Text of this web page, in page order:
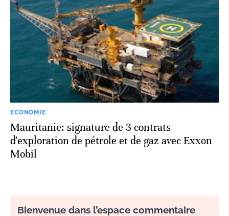
ECONOMIE
Mauritanie: signature de 3 contrats
d'exploration de pétrole et de gaz avec Exxon
Mobil
Bienvenue dans l’espace commentaire